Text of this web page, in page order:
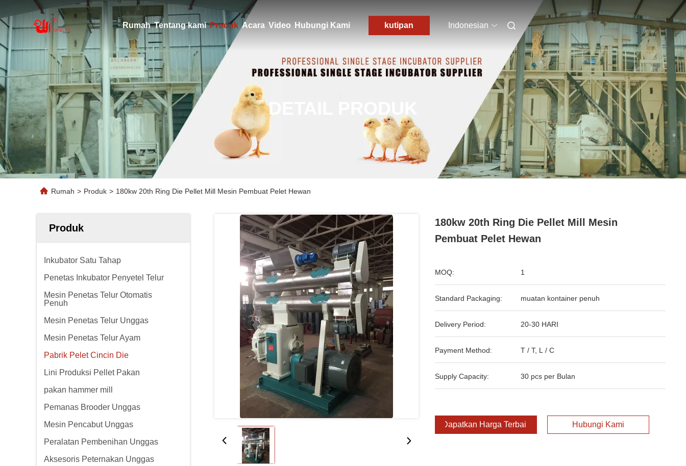
Rumah Tentang kami Produk Acara Video Hubungi Kami kutipan Indonesian
DETAIL PRODUK
Rumah > Produk > 180kw 20th Ring Die Pellet Mill Mesin Pembuat Pelet Hewan
Produk
Inkubator Satu Tahap
Penetas Inkubator Penyetel Telur
Mesin Penetas Telur Otomatis
Penuh
Mesin Penetas Telur Unggas
Mesin Penetas Telur Ayam
Pabrik Pelet Cincin Die
Lini Produksi Pellet Pakan
pakan hammer mill
Pemanas Brooder Unggas
Mesin Pencabut Unggas
Peralatan Pembenihan Unggas
Aksesoris Peternakan Unggas
180kw 20th Ring Die Pellet Mill Mesin
Pembuat Pelet Hewan
MOQ: 1
Standard Packaging: muatan kontainer penuh
Delivery Period: 20-30 HARI
Payment Method: T / T, L / C
Supply Capacity: 30 pcs per Bulan
Dapatkan Harga Terbaik Hubungi Kami